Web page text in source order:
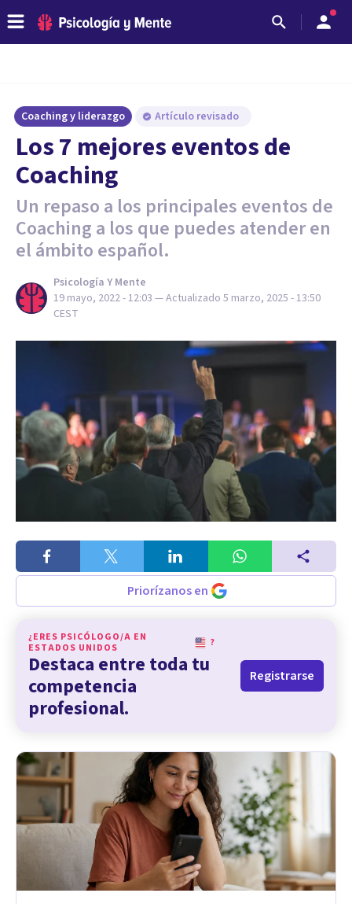
Coaching y liderazgo Artículo revisado
Los 7 mejores eventos de
Coaching
Un repaso a los principales eventos de
Coaching a los que puedes atender en
el ámbito español.
Psicología Y Mente
19 mayo, 2022 - 12:03 — Actualizado 5 marzo, 2025 - 13:50
CEST
Priorízanos en
¿ERES PSICÓLOGO/A EN
ESTADOS UNIDOS
?
Destaca entre toda tu
competencia
profesional.
Registrarse